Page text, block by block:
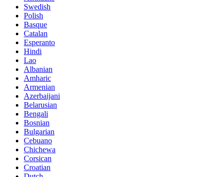
Swedish
Polish
Basque
Catalan
Esperanto
Hindi
Lao
Albanian
Amharic
Armenian
Azerbaijani
Belarusian
Bengali
Bosnian
Bulgarian
Cebuano
Chichewa
Corsican
Croatian